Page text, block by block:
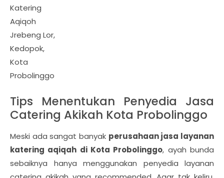
Katering
Aqiqoh
Jrebeng Lor,
Kedopok,
Kota
Probolinggo
Tips Menentukan Penyedia Jasa
Catering Akikah Kota Probolinggo
Meski ada sangat banyak perusahaan jasa layanan
katering aqiqah di Kota Probolinggo, ayah bunda
sebaiknya hanya menggunakan penyedia layanan